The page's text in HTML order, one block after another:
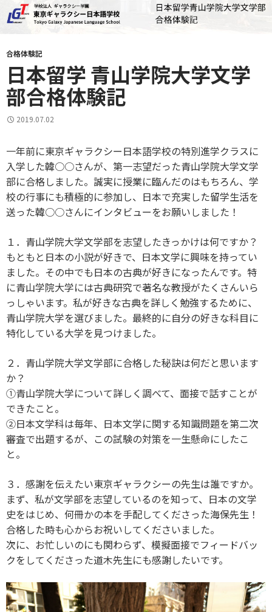
合格体験記
日本留学 青山学院大学文学
部合格体験記
2019.07.02
一年前に東京ギャラクシー日本語学校の特別進学クラスに
入学した韓○○さんが、第一志望だった青山学院大学文学
部に合格しました。誠実に授業に臨んだのはもちろん、学
校の行事にも積極的に参加し、日本で充実した留学生活を
送った韓○○さんにインタビューをお願いしました！
１．青山学院大学文学部を志望したきっかけは何ですか？
もともと日本の小説が好きで、日本文学に興味を持ってい
ました。その中でも日本の古典が好きになったんです。特
に青山学院大学には古典研究で著名な教授がたくさんいら
っしゃいます。私が好きな古典を詳しく勉強するために、
青山学院大学を選びました。最終的に自分の好きな科目に
特化している大学を見つけました。
２．青山学院大学文学部に合格した秘訣は何だと思います
か？
①青山学院大学について詳しく調べて、面接で話すことが
できたこと。
②日本文学科は毎年、日本文学に関する知識問題を第二次
審査で出題するが、この試験の対策を一生懸命にしたこ
と。
３．感謝を伝えたい東京ギャラクシーの先生は誰ですか。
まず、私が文学部を志望しているのを知って、日本の文学
史をはじめ、何冊かの本を手配してくださった海保先生！
合格した時も心からお祝いしてくださいました。
次に、お忙しいのにも関わらず、模擬面接でフィードバッ
クをしてくださった道木先生にも感謝したいです。